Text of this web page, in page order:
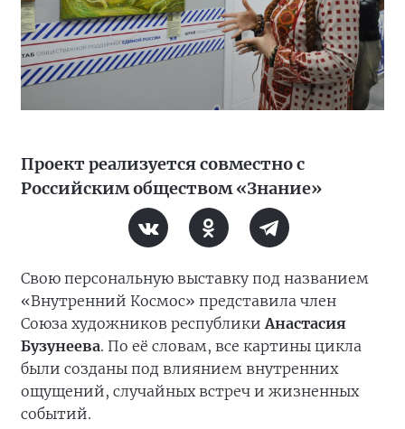
Проект реализуется совместно с
Российским обществом «Знание»
Свою персональную выставку под названием
«Внутренний Космос» представила член
Союза художников республики Анастасия
Бузунеева. По её словам, все картины цикла
были созданы под влиянием внутренних
ощущений, случайных встреч и жизненных
событий.